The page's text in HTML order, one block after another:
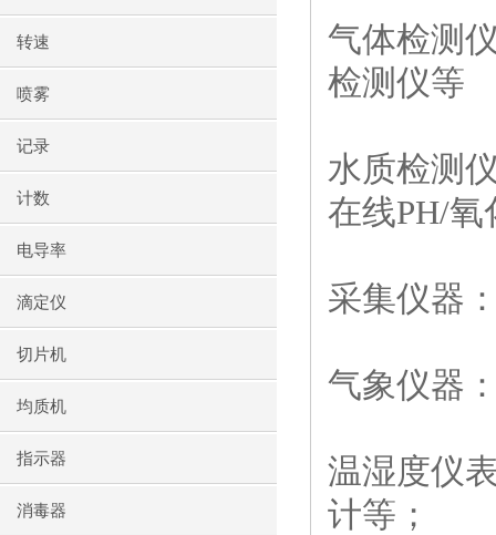
转速
喷雾
记录
计数
电导率
滴定仪
切片机
均质机
指示器
消毒器
气体检测
检测仪等
水质检测
在线PH/
采集仪器
气象仪器
温湿度仪
计等；